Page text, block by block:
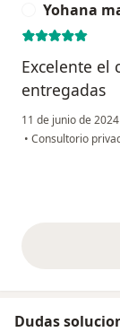
Yohana
Excelente el
entregadas
11 de junio de 2024
• Consultorio
Dudas